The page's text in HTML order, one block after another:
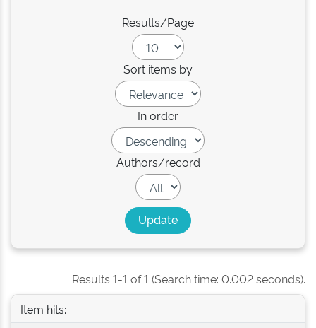
Results/Page
Sort items by
In order
Authors/record
Results 1-1 of 1 (Search time: 0.002 seconds).
Item hits: